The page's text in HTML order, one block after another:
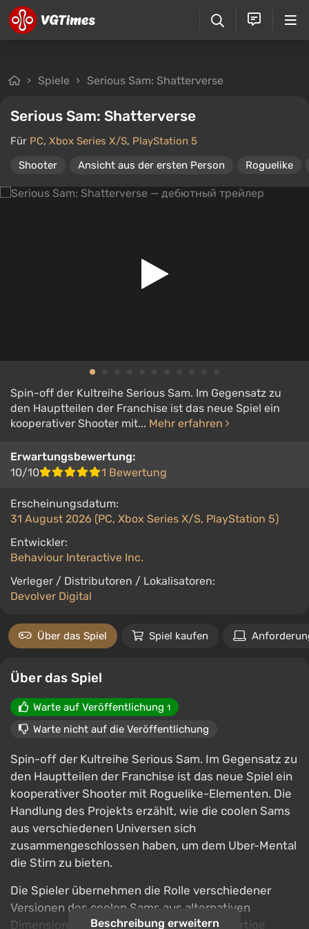
Spiele Serious Sam: Shatterverse
Serious Sam: Shatterverse
Für PC, Xbox Series X/S, PlayStation 5
Shooter
Ansicht aus der ersten Person Roguelike
Spin-off der Kultreihe Serious Sam. Im Gegensatz zu
den Hauptteilen der Franchise ist das neue Spiel ein
kooperativer Shooter mit... Mehr erfahren
Erwartungsbewertung:
10/10
1 Bewertung
Erscheinungsdatum:
31 August 2026 (PC, Xbox Series X/S, PlayStation 5)
Entwickler:
Behaviour Interactive Inc.
Verleger / Distributoren / Lokalisatoren:
Devolver Digital
Über das Spiel Spiel kaufen
Über das Spiel
Warte auf Veröffentlichung 1
Warte nicht auf die Veröffentlichung
Spin-off der Kultreihe Serious Sam. Im Gegensatz zu
den Hauptteilen der Franchise ist das neue Spiel ein
kooperativer Shooter mit Roguelike-Elementen. Die
Handlung des Projekts erzählt, wie die coolen Sams
aus verschiedenen Universen sich
zusammengeschlossen haben, um dem Uber-Mental
die Stirn zu bieten.
Die Spieler übernehmen die Rolle verschiedener
Versionen des coolen Sams aus alternativen
Dimensionen, von denen jede über einzigartige
Beschreibung erweitern